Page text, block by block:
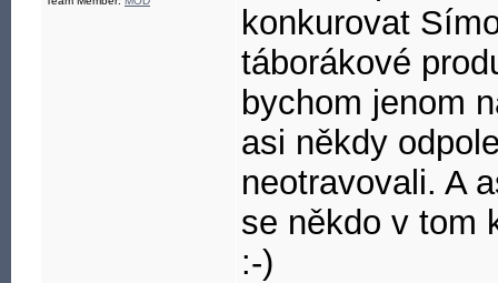
konkurovat
táborákové
bychom jenom
asi někdy
neotravovali. A
se někdo v tom
:-)